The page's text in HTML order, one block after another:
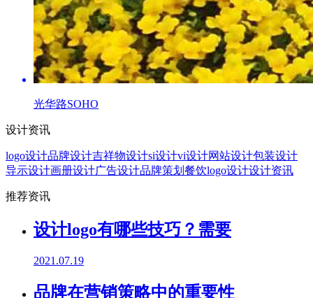
光华路SOHO
设计资讯
logo设计品牌设计吉祥物设计si设计vi设计网站设计包装设计
导示设计画册设计广告设计品牌策划 餐饮logo设计设计资讯
推荐资讯
设计logo有哪些技巧？需要
2021.07.19
品牌在营销策略中的重要性